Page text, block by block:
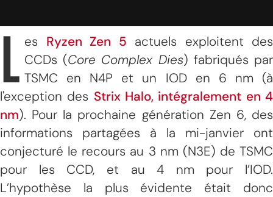
L es Ryzen Zen 5 actuels exploitent des
CCDs (Core Complex Dies) fabriqués par
TSMC en N4P et un IOD en 6 nm (à
l'exception des Strix Halo, intégralement en 4
nm). Pour la prochaine génération Zen 6, des
informations partagées à la mi-janvier ont
conjecturé le recours au 3 nm (N3E) de TSMC
pour les CCD, et au 4 nm pour l’IOD.
L’hypothèse la plus évidente était donc